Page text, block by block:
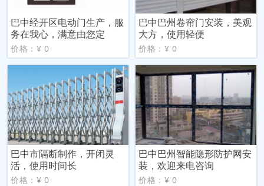
巴中经开区电动门生产，服
务在我心，满意由您定
价格：¥ 0
巴中巴州卷帘门安装，美观
大方，使用轻便
价格：¥ 0
巴中市隔断制作，开闭灵
活，使用时间长
价格：¥ 0
巴中巴州智能隐形防护网安
装，欢迎来电咨询
价格：¥ 0